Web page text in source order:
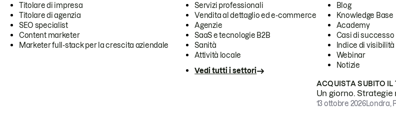
Titolare di impresa
Titolare di agenzia
SEO specialist
Content marketer
Marketer full-stack per la crescita aziendale
Servizi professionali
Vendita al dettaglio ed e-commerce
Agenzie
SaaS e tecnologie B2B
Sanità
Attività locale
Vedi tutti i settori
Blog
Knowledge Base
Academy
Casi di successo
Indice di visibilità
Webinar
Notizie
ACQUISTA SUBITO IL
Un giorno.
13 ottobre 2026Londra,